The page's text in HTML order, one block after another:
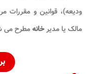
ودیعه)، قوانین و مقررات
مالک یا مدیرخانهمطرح می